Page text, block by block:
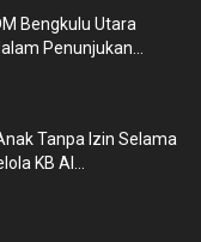
Bengkulu Utara
Penunjukan...
Tanpa Izin Selama
KB Al...